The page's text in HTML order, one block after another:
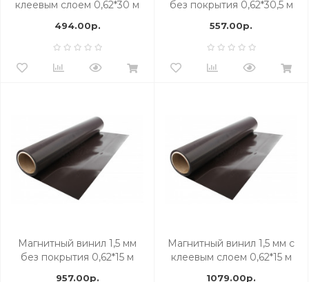
клеевым слоем 0,62*30 м
494.00р.
без покрытия 0,62*30,5 м
557.00р.
Магнитный винил 1,5 мм
без покрытия 0,62*15 м
957.00р.
Магнитный винил 1,5 мм с
клеевым слоем 0,62*15 м
1079.00р.